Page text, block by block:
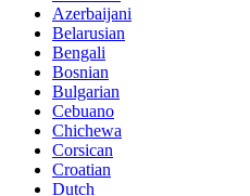
Azerbaijani
Belarusian
Bengali
Bosnian
Bulgarian
Cebuano
Chichewa
Corsican
Croatian
Dutch